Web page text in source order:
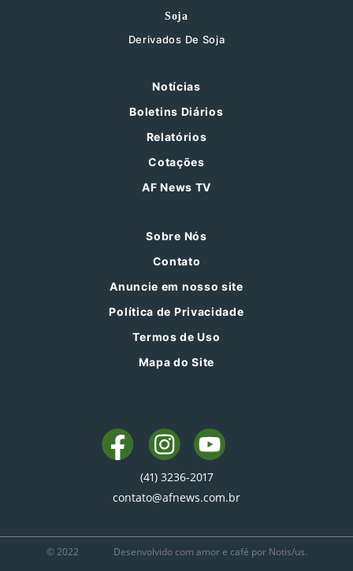
Soja
Derivados De Soja
Notícias
Boletins Diários
Relatórios
Cotações
AF News TV
Sobre Nós
Contato
Anuncie em nosso site
Política de Privacidade
Termos de Uso
Mapa do Site
(41) 3236-2017
contato@afnews.com.br
© 2022 Desenvolvido com amor e café por Notis/us.